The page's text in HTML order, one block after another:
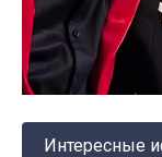
Интересные